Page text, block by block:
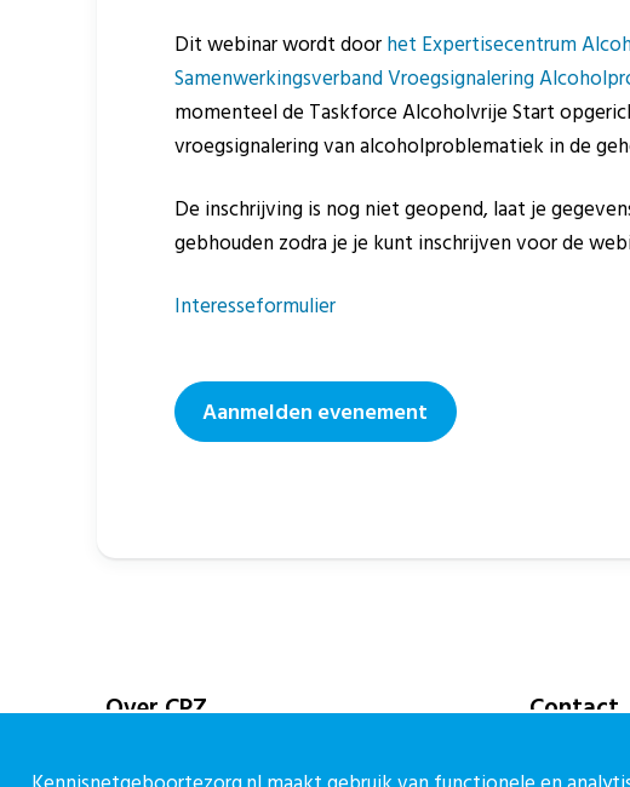
Dit webinar wordt doorhet Expertisecentrum
Samenwerkingsverband Vroegsignalering
momenteel de Taskforce Alcoholvrije Start
vroegsignalering van alcoholproblematiek in de
De inschrijving is nog niet geopend, laat je
gebhouden zodra je je kunt inschrijven voor de
Interesseformulier
Aanmelden evenement
Over CPZ Contact